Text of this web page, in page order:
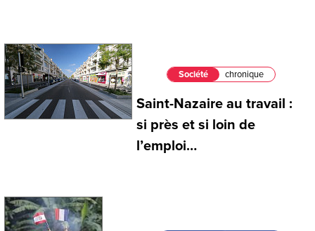
Société chronique
Saint-Nazaire au travail :
si près et si loin de
l’emploi…